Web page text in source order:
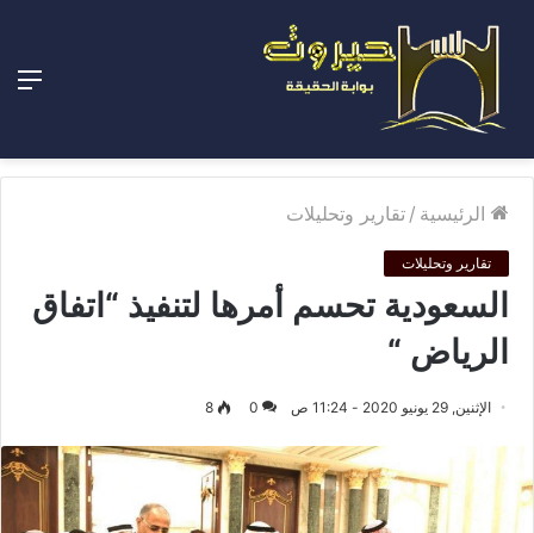
الرئيسية / تقارير وتحليلات
تقارير وتحليلات
السعودية تحسم أمرها لتنفيذ “اتفاق
الرياض “
الإثنين, 29 يونيو 2020 - 11:24 ص 0
8